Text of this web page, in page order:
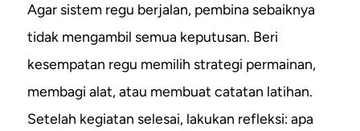
Agar sistem regu berjalan, pembina sebaiknya
tidak mengambil semua keputusan. Beri
kesempatan regu memilih strategi permainan,
membagi alat, atau membuat catatan latihan.
Setelah kegiatan selesai, lakukan refleksi: apa